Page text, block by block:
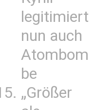
legitimiert
nun auch
Atombom
be
„Größer